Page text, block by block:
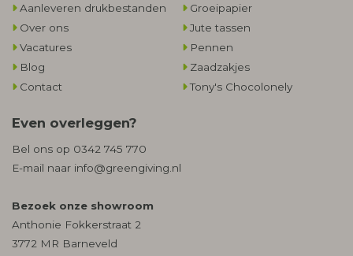
Aanleveren drukbestanden
Over ons
Vacatures
Blog
Contact
Groeipapier
Jute tassen
Pennen
Zaadzakjes
Tony's Chocolonely
Even overleggen?
Bel ons op 0342 745 770
E-mail naar info@greengiving.nl
Bezoek onze showroom
Anthonie Fokkerstraat 2
3772 MR Barneveld